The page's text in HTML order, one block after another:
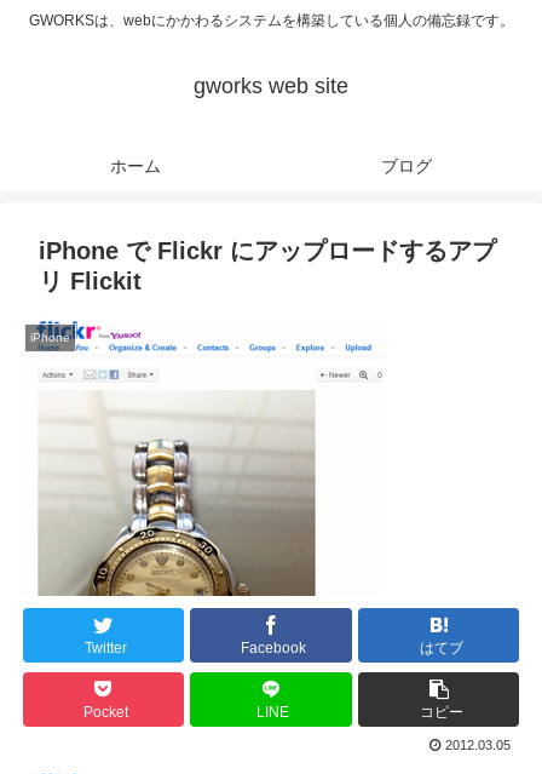
GWORKSは、webにかかわるシステムを構築している個人の備忘録です。
gworks web site
ホーム ブログ
iPhone で Flickr にアップロードするアプ
リ Flickit
iPhone
Twitter Facebook はてブ
Pocket LINE コピー
2012.03.05